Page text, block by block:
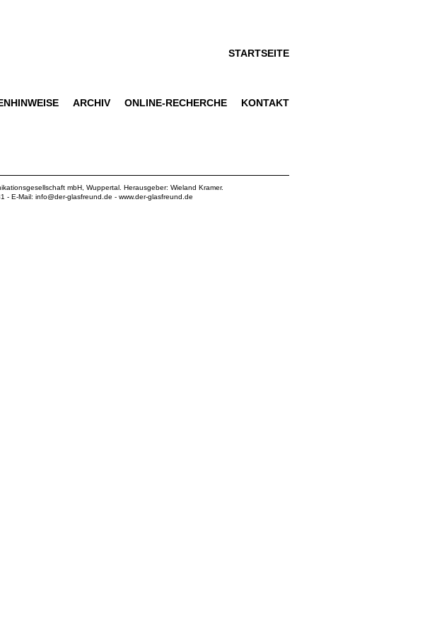
STARTSEITE
ARCHIV ONLINE-RECHERCHE KONTAKT
mbH , Wuppertal. Herausgeber: Wieland Kramer.
- E-Mail: info@der-glasfreund.de - www.der-glasfreund.de